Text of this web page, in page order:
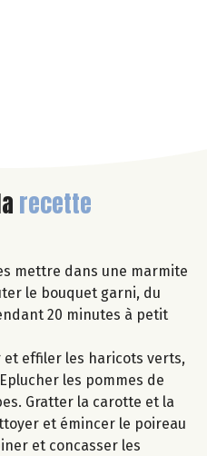
recette
mettre dans une marmite
le bouquet garni, du
20 minutes à petit
et effiler les haricots verts,
les pommes de
Gratter la carotte et la
et émincer le poireau
et concasser les